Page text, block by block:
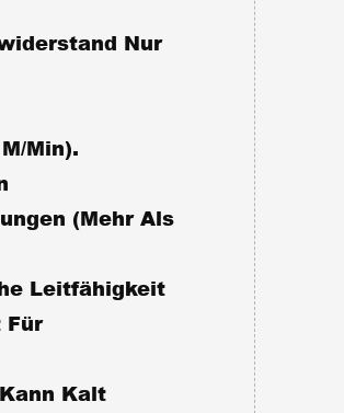
Nur
min).
(mehr Als
Leitfähigkeit
Für
Kalt